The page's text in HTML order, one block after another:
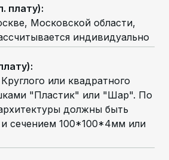
плату):
Московской области,
индивидуально
:
или квадратного
"Пластик" или "Шар". По
должны быть
сечением 100*100*4мм или